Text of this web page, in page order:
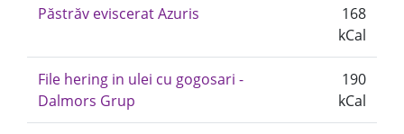
Păstrăv eviscerat Azuris
168
kCal
File hering in ulei cu gogosari -
Dalmors Grup
190
kCal